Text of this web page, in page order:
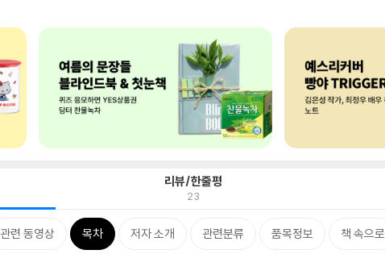
리뷰/한줄평
23
관련 동영상 목차 저자 소개 관련분류 품목정보 책 속으로